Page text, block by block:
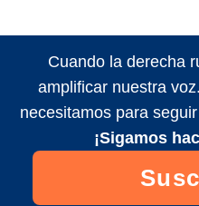
Cuando la derecha
amplificar nuestra
necesitamos para
¡Sigamos